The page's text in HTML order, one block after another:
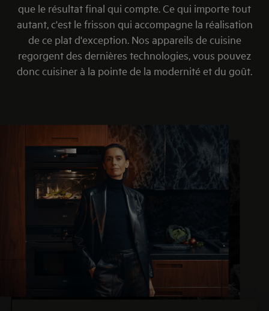
que le résultat final qui compte. Ce qui importe tout
autant, c'est le frisson qui accompagne la réalisation
de ce plat d'exception. Nos appareils de cuisine
regorgent des dernières technologies, vous pouvez
donc cuisiner à la pointe de la modernité et du goût.